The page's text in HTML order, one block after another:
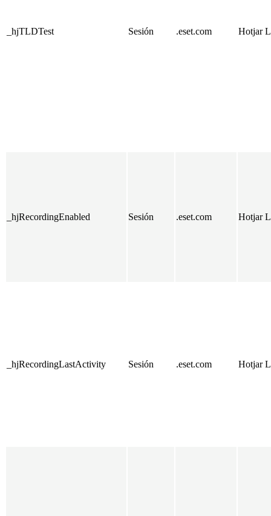
_hjTLDTest Sesión .eset.com Hotjar
_hjRecordingEnabled Sesión .eset.com Hotjar
_hjRecordingLastActivity Sesión .eset.com Hotjar